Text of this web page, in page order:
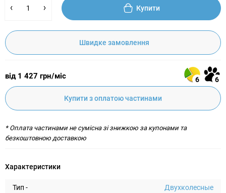
Купити
Швидке замовлення
від 1 427 грн/міс 6 6
Купити з оплатою частинами
* Оплата частинами не сумісна зі знижкою за купонами та
безкоштовною доставкою
Характеристики
Тип -
Двухколесные